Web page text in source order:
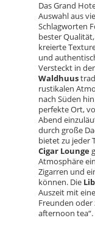
Das Grand
Auswahl aus
Schlagworten
bester
kreierte
und
Versteckt in
Waldhuus
rustikalen
nach Süden
perfekte Ort,
Abend
durch große
bietet zu jeder
Cigar Lounge
Atmosphäre
Zigarren und
können. Die
Auszeit mit
Freunden oder
afternoon tea“.